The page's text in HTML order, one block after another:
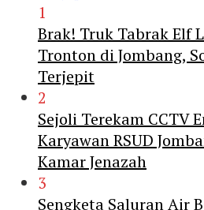
1
Brak! Truk Tabrak Elf
Tronton di Jombang,
Terjepit
2
Sejoli Terekam CCTV
Karyawan RSUD
Kamar Jenazah
3
Sengketa Saluran Air